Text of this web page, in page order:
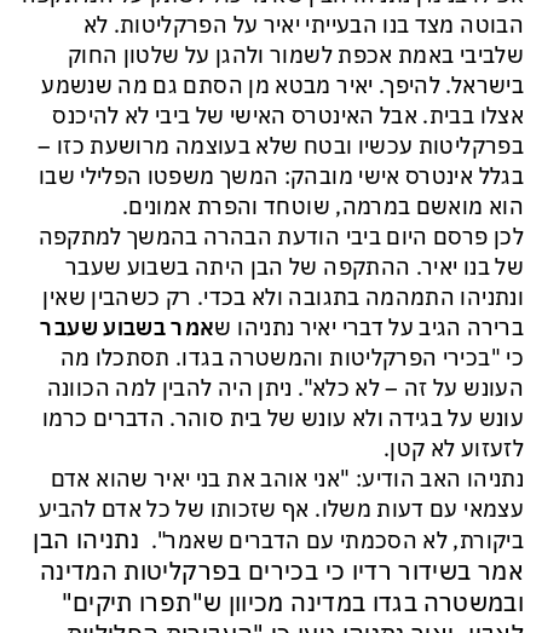
הבוטה מצד בנו הבעייתי יאיר על הפרקליטות. לא
שלביבי באמת אכפת לשמור ולהגן על שלטון החוק
בישראל. להיפך. יאיר מבטא מן הסתם גם מה שנשמע
אצלו בבית. אבל האינטרס האישי של ביבי לא להיכנס
בפרקליטות עכשיו ובטח שלא בעוצמה מרושעת כזו –
בגלל אינטרס אישי מובהק: המשך משפטו הפלילי שבו
הוא מואשם במרמה, שוטחד והפרת אמונים.
לכן פרסם היום ביבי הודעת הבהרה בהמשך למתקפה
של בנו יאיר. ההתקפה של הבן היתה בשבוע שעבר
ונתניהו התמהמה בתגובה ולא בכדי. רק כשהבין שאין
ברירה הגיב על דברי יאיר נתניהו שאמר בשבוע שעבר
כי "בכירי הפרקליטות והמשטרה בגדו. תסתכלו מה
העונש על זה – לא כלא". ניתן היה להבין למה הכוונה
עונש על בגידה ולא עונש של בית סוהר. הדברים כרמו
לזעזוע לא קטן.
נתניהו האב הודיע: "אני אוהב את בני יאיר שהוא אדם
עצמאי עם דעות משלו. אף שזכותו של כל אדם להביע
ביקורת, לא הסכמתי עם הדברים שאמר". נתניהו הבן
אמר בשידור רדיו כי בכירים בפרקליטות המדינה
ובמשטרה בגדו במדינה מכיוון ש"תפרו תיקים"